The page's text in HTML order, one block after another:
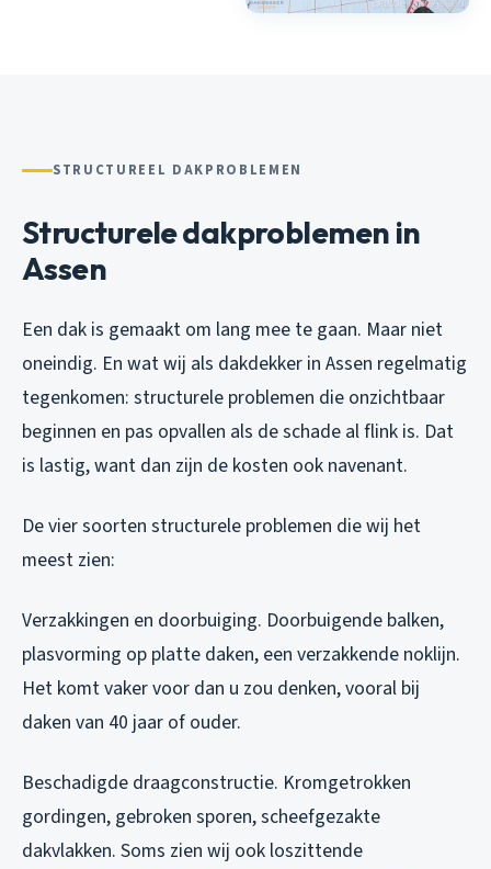
STRUCTUREEL DAKPROBLEMEN
Structurele dakproblemen in
Assen
Een dak is gemaakt om lang mee te gaan. Maar niet
oneindig. En wat wij als dakdekker in Assen regelmatig
tegenkomen: structurele problemen die onzichtbaar
beginnen en pas opvallen als de schade al flink is. Dat
is lastig, want dan zijn de kosten ook navenant.
De vier soorten structurele problemen die wij het
meest zien:
Verzakkingen en doorbuiging. Doorbuigende balken,
plasvorming op platte daken, een verzakkende noklijn.
Het komt vaker voor dan u zou denken, vooral bij
daken van 40 jaar of ouder.
Beschadigde draagconstructie. Kromgetrokken
gordingen, gebroken sporen, scheefgezakte
dakvlakken. Soms zien wij ook loszittende